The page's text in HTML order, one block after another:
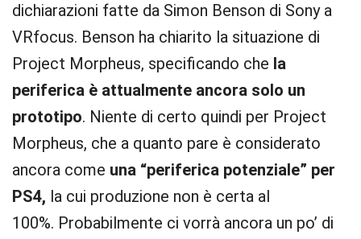
dichiarazioni fatte da Simon Benson di Sony a
VRfocus. Benson ha chiarito la situazione di
Project Morpheus, specificando che la
periferica è attualmente ancora solo un
prototipo. Niente di certo quindi per Project
Morpheus, che a quanto pare è considerato
ancora come una “periferica potenziale” per
PS4, la cui produzione non è certa al
100%. Probabilmente ci vorrà ancora un po’ di